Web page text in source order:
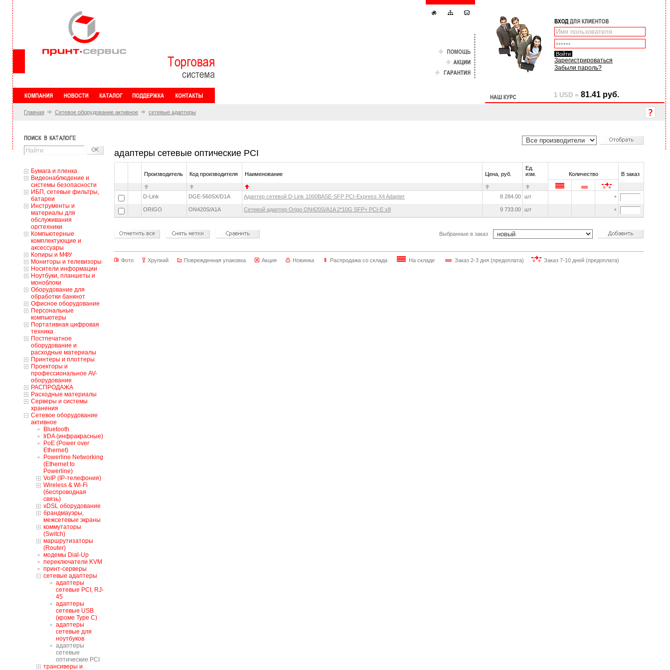
Зарегистрироваться
Забыли пароль?
1 USD = 81.41 руб.
Главная Сетевое оборудование активное сетевые адаптеры
Бумага и пленка
Видеонаблюдение и
системы безопасности
ИБП, сетевые фильтры,
батареи
Инструменты и
материалы для
обслуживания
оргтехники
Компьютерные
комплектующие и
аксессуары
Копиры и МФУ
Мониторы и телевизоры
Носители информации
Ноутбуки, планшеты и
моноблоки
Оборудование для
обработки банкнот
Офисное оборудование
Персональные
компьютеры
Портативная цифровая
техника
Постпечатное
оборудование и
расходные материалы
Принтеры и плоттеры
Проекторы и
профессиональное AV-
оборудование
РАСПРОДАЖА
Расходные материалы
Серверы и системы
хранения
Сетевое оборудование
активное
Bluetooth
IrDA (инфракрасные)
PoE (Power over
Ethernet)
Powerline Networking
(Ethernet to
Powerline)
VoIP (IP-телефония)
Wireless & Wi-Fi
(беспроводная
связь)
xDSL оборудование
брандмауэры,
межсетевые экраны
коммутаторы
(Switch)
маршрутизаторы
(Router)
модемы Dial-Up
переключатели KVM
принт-серверы
сетевые адаптеры
адаптеры
сетевые PCI, RJ-
45
адаптеры
сетевые USB
(кроме Type C)
адаптеры
сетевые для
ноутбуков
адаптеры
сетевые
оптические PCI
трансиверы и
адаптеры сетевые оптические PCI
Производитель Код производителя Наименование Цена, руб.
Ед.
изм.
Количество В заказ
D-Link DGE-560SX/D1A Адаптер сетевой D-Link 1000BASE-SFP PCI-Express X4 Adapter 8 284.00 шт +
ORIGO ON420S/A1A Сетевой адаптер Origo ON420S/A1A 2*10G SFP+ PCI-E x8 9 733.00 шт +
Выбранные в заказ
Фото Хрупкий Поврежденная упаковка Акция Новинка Распродажа со склада На складе Заказ 2-3 дня (предоплата) Заказ 7-10 дней (предоплата)